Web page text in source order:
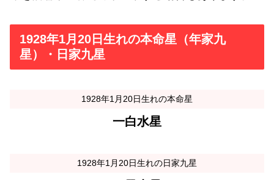
1928年1月20日生れの本命星（年家九
星）・日家九星
1928年1月20日生れの本命星
一白水星
1928年1月20日生れの日家九星